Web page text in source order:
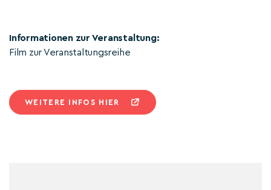
Informationen zur Veranstaltung:
Film zur Veranstaltungsreihe
WEITERE INFOS HIER